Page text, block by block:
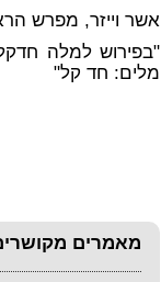
אשר וייזר, מפרש
"בפירוש למלה
מלים: חד קל"
מאמרים